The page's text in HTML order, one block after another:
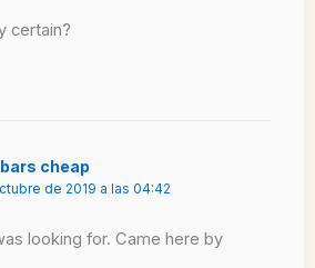
certain?
cheap
de 2019 a las 04:42
looking for. Came here by